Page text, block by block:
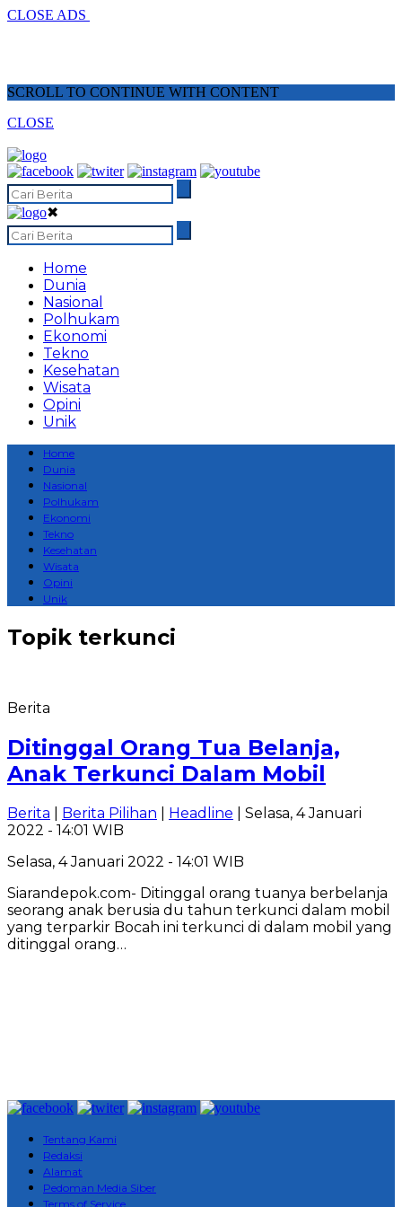
CLOSE ADS
SCROLL TO CONTINUE WITH CONTENT
CLOSE
✖
Home
Dunia
Nasional
Polhukam
Ekonomi
Tekno
Kesehatan
Wisata
Opini
Unik
Home
Dunia
Nasional
Polhukam
Ekonomi
Tekno
Kesehatan
Wisata
Opini
Unik
Topik terkunci
Berita
Ditinggal Orang Tua Belanja,
Anak Terkunci Dalam Mobil
Berita Berita Pilihan Headline | Selasa, 4 Januari
2022 - 14:01 WIB
Selasa, 4 Januari 2022 - 14:01 WIB
Siarandepok.com- Ditinggal orang tuanya berbelanja
seorang anak berusia du tahun terkunci dalam mobil
yang terparkir Bocah ini terkunci di dalam mobil yang
ditinggal orang…
Tentang Kami
Redaksi
Alamat
Pedoman Media Siber
Terms of Service